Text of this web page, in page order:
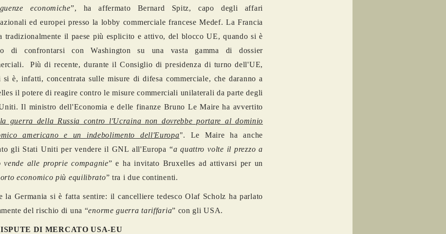
economiche”, ha affermato Bernard Spitz, capo degli affari
ed europei presso la lobby commerciale francese Medef. La Francia
tradizionalmente il paese più esplicito e attivo, del blocco UE, quando si è
di confrontarsi con Washington su una vasta gamma di dossier
Più di recente, durante il Consiglio di presidenza di turno dell'UE,
si è, infatti, concentrata sulle misure di difesa commerciale, che daranno a
il potere di reagire contro le misure commerciali unilaterali da parte degli
Il ministro dell'Economia e delle finanze Bruno Le Maire ha avvertito
la guerra della Russia contro l'Ucraina non dovrebbe portare al dominio
americano e un indebolimento dell'Europa". Le Maire ha anche
gli Stati Uniti per vendere il GNL all'Europa “a quattro volte il prezzo a
vende alle proprie compagnie” e ha invitato Bruxelles ad attivarsi per un
economico più equilibrato” tra i due continenti.
la Germania si è fatta sentire: il cancelliere tedesco Olaf Scholz ha parlato
del rischio di una “enorme guerra tariffaria” con gli USA.
DI MERCATO USA-EU